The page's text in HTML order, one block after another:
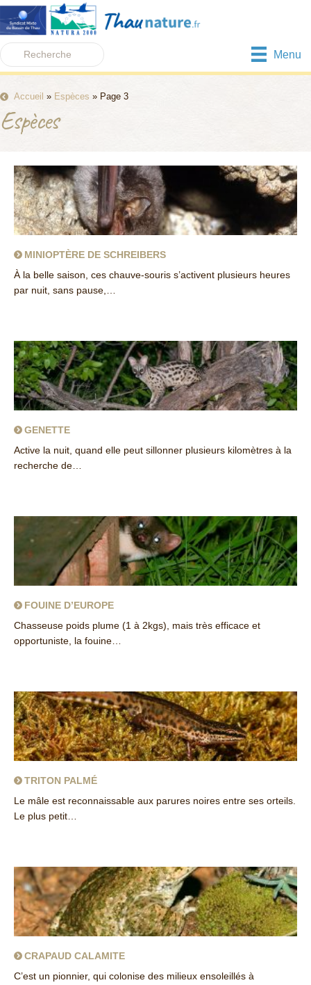
Menu
Accueil » Espèces » Page 3
Espèces
MINIOPTÈRE DE SCHREIBERS
À la belle saison, ces chauve-souris s’activent plusieurs heures
par nuit, sans pause,…
GENETTE
Active la nuit, quand elle peut sillonner plusieurs kilomètres à la
recherche de…
FOUINE D’EUROPE
Chasseuse poids plume (1 à 2kgs), mais très efficace et
opportuniste, la fouine…
TRITON PALMÉ
Le mâle est reconnaissable aux parures noires entre ses orteils.
Le plus petit…
CRAPAUD CALAMITE
C’est un pionnier, qui colonise des milieux ensoleillés à